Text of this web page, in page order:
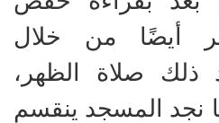
أيضًا من خلال
ذلك صلاة الظهر،
نجد المسجد ينقسم